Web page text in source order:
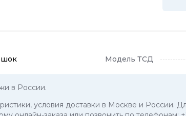
Модель ТСД
в России.
условия доставки в Москве и